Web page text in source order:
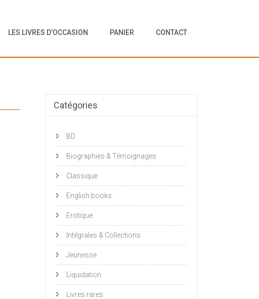
LES LIVRES D’OCCASION PANIER CONTACT
Catégories
BD
Biographies & Témoignages
Classique
English books
Erotique
Intégrales & Collections
Jeunesse
Liquidation
Livres rares